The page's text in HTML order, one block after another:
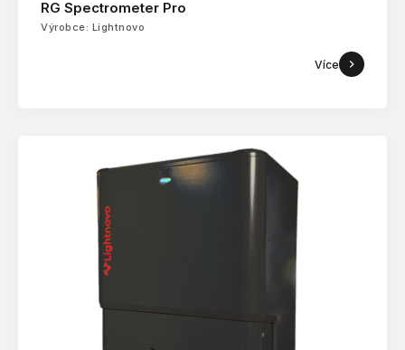
RG Spectrometer Pro
Výrobce: Lightnovo
Více